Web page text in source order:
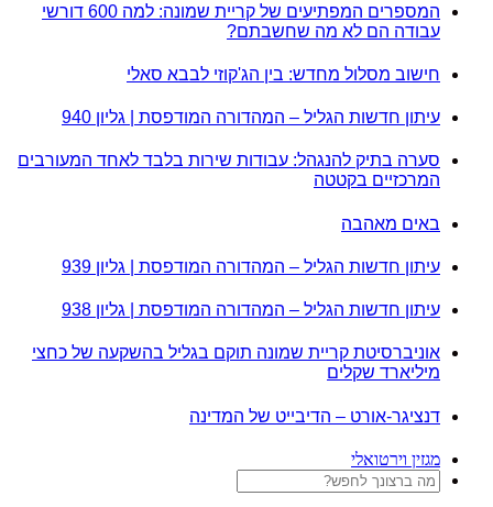
המספרים המפתיעים של קריית שמונה: למה 600 דורשי
עבודה הם לא מה שחשבתם?
חישוב מסלול מחדש: בין הג'קוזי לבבא סאלי
עיתון חדשות הגליל – המהדורה המודפסת | גליון 940
סערה בתיק להנגהל: עבודות שירות בלבד לאחד המעורבים
המרכזיים בקטטה
באים מאהבה
עיתון חדשות הגליל – המהדורה המודפסת | גליון 939
עיתון חדשות הגליל – המהדורה המודפסת | גליון 938
אוניברסיטת קריית שמונה תוקם בגליל בהשקעה של כחצי
מיליארד שקלים
דנציגר-אורט – הדיבייט של המדינה
מגזין וירטואלי